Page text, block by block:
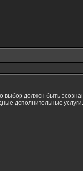
выбор должен быть
дополнительные